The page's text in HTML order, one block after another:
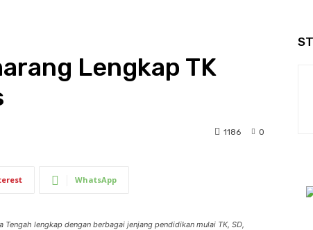
Lengkap TK
0
1186
WhatsApp
Tengah lengkap dengan berbagai jenjang pendidikan mulai TK, SD,